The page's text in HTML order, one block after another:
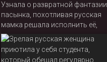
Узнала о развратной фантазии
пасынка, похотливая русская
мамка решала исполнить её,
удовлетворив еще и свои
потребности